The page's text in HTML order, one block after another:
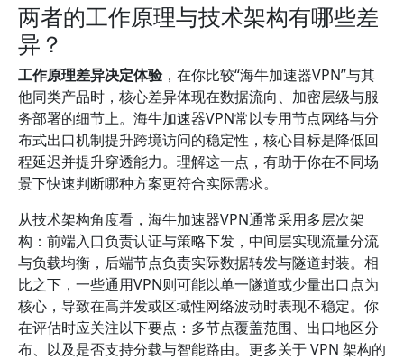
两者的工作原理与技术架构有哪些差
异？
工作原理差异决定体验，在你比较“海牛加速器VPN”与其
他同类产品时，核心差异体现在数据流向、加密层级与服
务部署的细节上。海牛加速器VPN常以专用节点网络与分
布式出口机制提升跨境访问的稳定性，核心目标是降低回
程延迟并提升穿透能力。理解这一点，有助于你在不同场
景下快速判断哪种方案更符合实际需求。
从技术架构角度看，海牛加速器VPN通常采用多层次架
构：前端入口负责认证与策略下发，中间层实现流量分流
与负载均衡，后端节点负责实际数据转发与隧道封装。相
比之下，一些通用VPN则可能以单一隧道或少量出口点为
核心，导致在高并发或区域性网络波动时表现不稳定。你
在评估时应关注以下要点：多节点覆盖范围、出口地区分
布、以及是否支持分载与智能路由。更多关于 VPN 架构的